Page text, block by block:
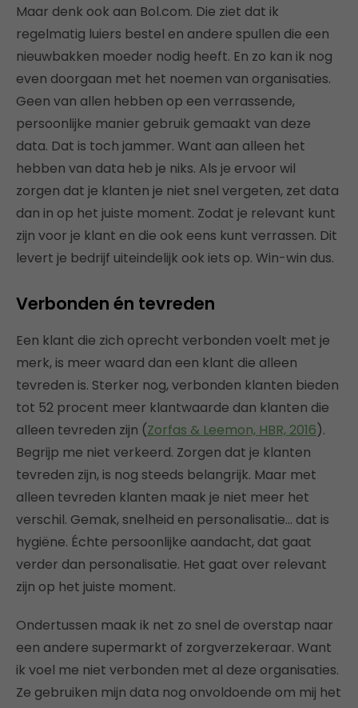
Maar denk ook aan Bol.com. Die ziet dat ik
regelmatig luiers bestel en andere spullen die een
nieuwbakken moeder nodig heeft. En zo kan ik nog
even doorgaan met het noemen van organisaties.
Geen van allen hebben op een verrassende,
persoonlijke manier gebruik gemaakt van deze
data. Dat is toch jammer. Want aan alleen het
hebben van data heb je niks. Als je ervoor wil
zorgen dat je klanten je niet snel vergeten, zet data
dan in op het juiste moment. Zodat je relevant kunt
zijn voor je klant en die ook eens kunt verrassen. Dit
levert je bedrijf uiteindelijk ook iets op. Win-win dus.
Verbonden én tevreden
Een klant die zich oprecht verbonden voelt met je
merk, is meer waard dan een klant die alleen
tevreden is. Sterker nog, verbonden klanten bieden
tot 52 procent meer klantwaarde dan klanten die
alleen tevreden zijn (Zorfas & Leemon, HBR, 2016).
Begrijp me niet verkeerd. Zorgen dat je klanten
tevreden zijn, is nog steeds belangrijk. Maar met
alleen tevreden klanten maak je niet meer het
verschil. Gemak, snelheid en personalisatie… dat is
hygiëne. Échte persoonlijke aandacht, dat gaat
verder dan personalisatie. Het gaat over relevant
zijn op het juiste moment.
Ondertussen maak ik net zo snel de overstap naar
een andere supermarkt of zorgverzekeraar. Want
ik voel me niet verbonden met al deze organisaties.
Ze gebruiken mijn data nog onvoldoende om mij het